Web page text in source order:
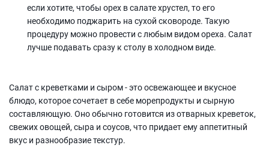
если хотите, чтобы орех в салате хрустел, то его
необходимо поджарить на сухой сковороде. Такую
процедуру можно провести с любым видом ореха. Салат
лучше подавать сразу к столу в холодном виде.
Салат с креветками и сыром - это освежающее и вкусное
блюдо, которое сочетает в себе морепродукты и сырную
составляющую. Оно обычно готовится из отварных креветок,
свежих овощей, сыра и соусов, что придает ему аппетитный
вкус и разнообразие текстур.